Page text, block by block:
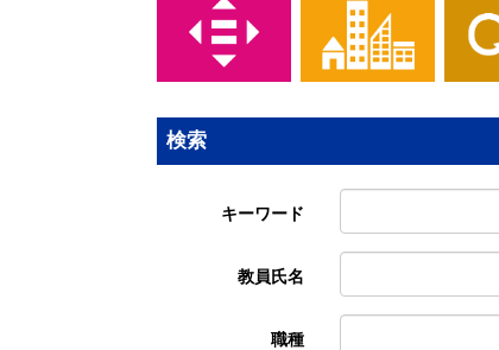
検索
キーワード
教員氏名
職種